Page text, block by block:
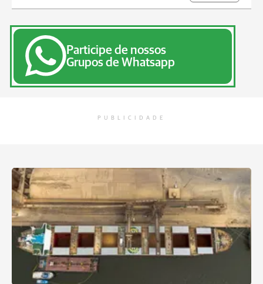
Participe de nossos
Grupos de Whatsapp
PUBLICIDADE